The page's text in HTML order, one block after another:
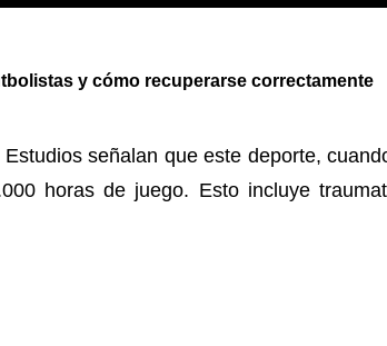
y cómo recuperarse correctamente
señalan que este deporte,
horas de juego. Esto incluye